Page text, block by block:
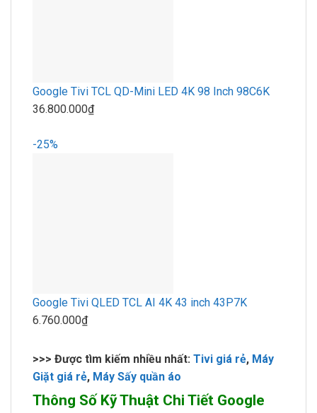
Google Tivi TCL QD-Mini LED 4K 98 Inch 98C6K
36.800.000₫
-25%
Google Tivi QLED TCL AI 4K 43 inch 43P7K
6.760.000₫
>>> Được tìm kiếm nhiều nhất: Tivi giá rẻ, Máy
Giặt giá rẻ, Máy Sấy quần áo
Thông Số Kỹ Thuật Chi Tiết Google